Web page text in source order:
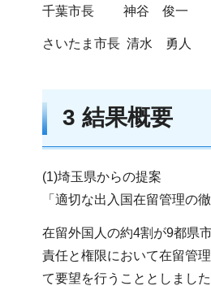
千葉市長 神谷 俊一
さいたま市長 清水 勇人
3 結果概要
(1)埼玉県からの提案
「適切な出入国在留管理の
在留外国人の約4割が9都県
責任と権限において在留管
て要望を行うこととしました